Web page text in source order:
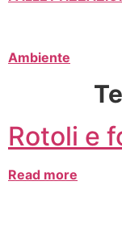
Ambiente
Rotoli e
Read more